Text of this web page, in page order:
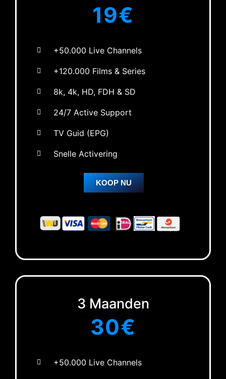
19€
+50.000 Live Channels
+120.000 Films & Series
8k, 4k, HD, FDH & SD
24/7 Active Support
TV Guid (EPG)
Snelle Activering
KOOP NU
3 Maanden
30€
+50.000 Live Channels